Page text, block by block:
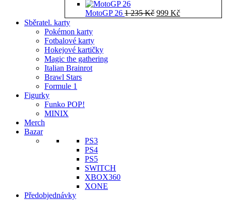
MotoGP 26 1 235Kč Původní
999 KčAktuální
Sběratel. karty
Pokémon karty
Fotbalové karty
Hokejové kartičky
Magic the gathering
Italian Brainrot
Brawl Stars
Formule 1
Figurky
Funko POP!
MINIX
Merch
Bazar
PS3
PS4
PS5
SWITCH
XBOX360
XONE
Předobjednávky